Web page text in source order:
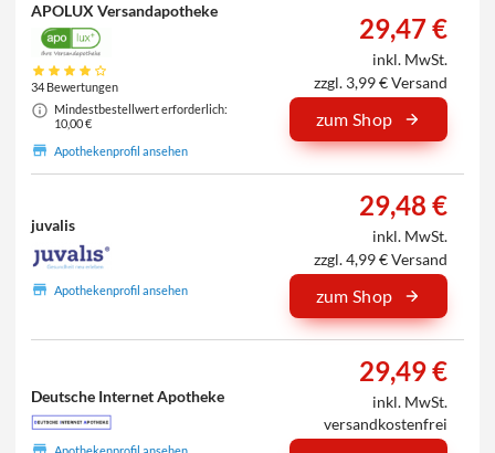
APOLUX Versandapotheke
34 Bewertungen
Mindestbestellwert erforderlich:
10,00 €
Apothekenprofil ansehen
29,47 €
inkl. MwSt.
zzgl. 3,99 € Versand
zum Shop
juvalis
Apothekenprofil ansehen
29,48 €
inkl. MwSt.
zzgl. 4,99 € Versand
zum Shop
Deutsche Internet Apotheke
Apothekenprofil ansehen
29,49 €
inkl. MwSt.
versandkostenfrei